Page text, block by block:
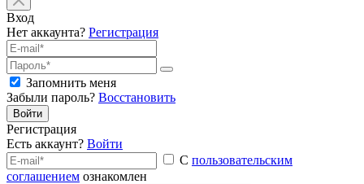
Вход
Нет аккаунта? Регистрация
Запомнить меня
Забыли пароль? Восстановить
Войти
Регистрация
Есть аккаунт? Войти
С пользовательским
соглашением ознакомлен